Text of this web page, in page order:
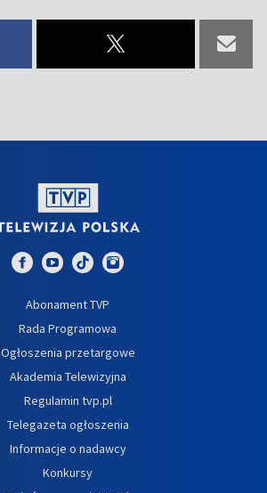
Abonament TVP
Rada Programowa
Ogłoszenia przetargowe
Akademia Telewizyjna
Regulamin tvp.pl
Telegazeta ogłoszenia
Informacje o nadawcy
Konkursy